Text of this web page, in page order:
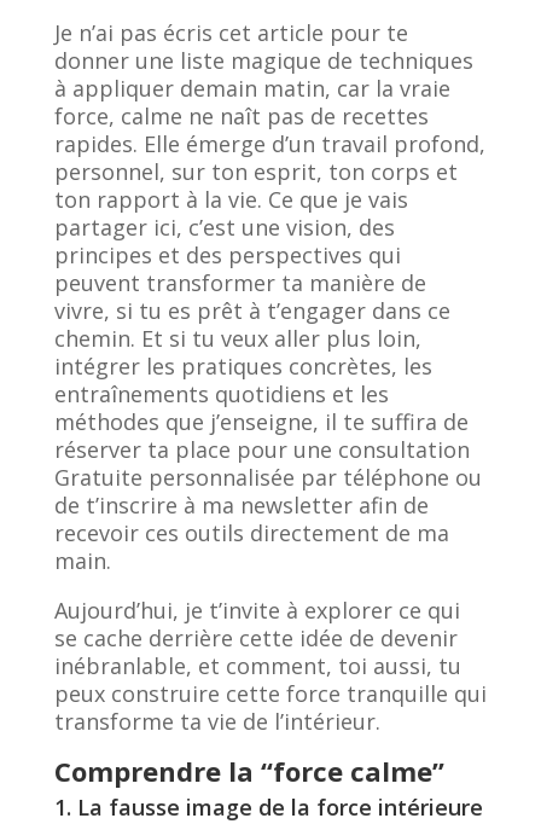
Je n’ai pas écris cet article pour te
donner une liste magique de techniques
à appliquer demain matin, car la vraie
force, calme ne naît pas de recettes
rapides. Elle émerge d’un travail profond,
personnel, sur ton esprit, ton corps et
ton rapport à la vie. Ce que je vais
partager ici, c’est une vision, des
principes et des perspectives qui
peuvent transformer ta manière de
vivre, si tu es prêt à t’engager dans ce
chemin. Et si tu veux aller plus loin,
intégrer les pratiques concrètes, les
entraînements quotidiens et les
méthodes que j’enseigne, il te suffira de
réserver ta place pour une consultation
Gratuite personnalisée par téléphone ou
de t’inscrire à ma newsletter afin de
recevoir ces outils directement de ma
main.
Aujourd’hui, je t’invite à explorer ce qui
se cache derrière cette idée de devenir
inébranlable, et comment, toi aussi, tu
peux construire cette force tranquille qui
transforme ta vie de l’intérieur.
Comprendre la “force calme”
1. La fausse image de la force intérieure